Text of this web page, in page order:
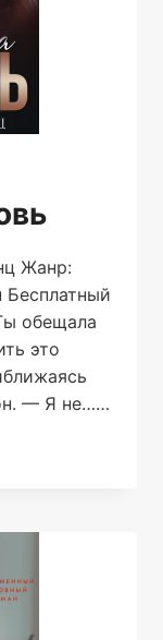
Жанр:
обещала
это
— Я не……